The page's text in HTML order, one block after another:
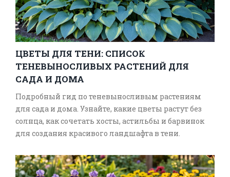
ЦВЕТЫ ДЛЯ ТЕНИ: СПИСОК
ТЕНЕВЫНОСЛИВЫХ РАСТЕНИЙ ДЛЯ
САДА И ДОМА
Подробный гид по теневыносливым растениям
для сада и дома. Узнайте, какие цветы растут без
солнца, как сочетать хосты, астильбы и барвинок
для создания красивого ландшафта в тени.